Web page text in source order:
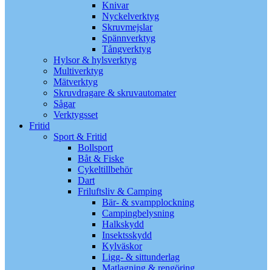
Knivar
Nyckelverktyg
Skruvmejslar
Spännverktyg
Tångverktyg
Hylsor & hylsverktyg
Multiverktyg
Mätverktyg
Skruvdragare & skruvautomater
Sågar
Verktygsset
Fritid
Sport & Fritid
Bollsport
Båt & Fiske
Cykeltillbehör
Dart
Friluftsliv & Camping
Bär- & svampplockning
Campingbelysning
Halkskydd
Insektsskydd
Kylväskor
Ligg- & sittunderlag
Matlagning & rengöring